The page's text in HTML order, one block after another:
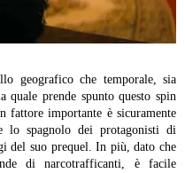
geografico che temporale, sia
quale prende spunto questo spin
fattore importante è sicuramente
lo spagnolo dei protagonisti di
del suo prequel. In più, dato che
di narcotrafficanti, è facile